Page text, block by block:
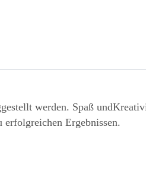
werden. Spaß
Ergebnissen.